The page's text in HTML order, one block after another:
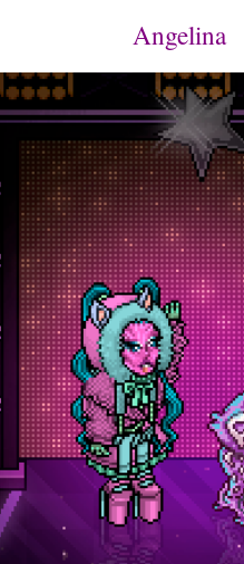
Angelina